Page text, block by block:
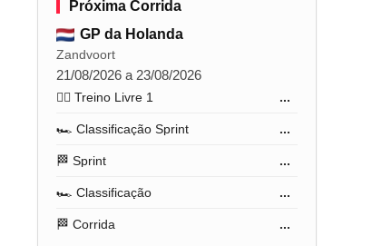
Próxima Corrida
GP da Holanda
Zandvoort
21/08/2026 a 23/08/2026
🏋️‍♂️ Treino Livre 1 ...
🏎️ Classificação Sprint ...
🏁 Sprint ...
🏎️ Classificação ...
🏁 Corrida ...